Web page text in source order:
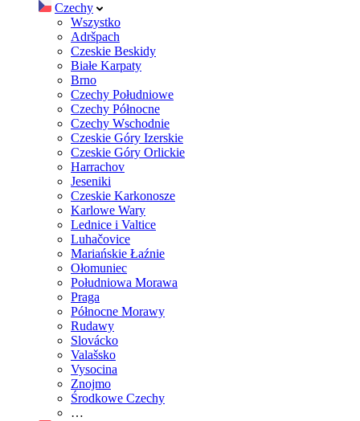
Czechy
Wszystko
Adršpach
Czeskie Beskidy
Białe Karpaty
Brno
Czechy Południowe
Czechy Północne
Czechy Wschodnie
Czeskie Góry Izerskie
Czeskie Góry Orlickie
Harrachov
Jeseniki
Czeskie Karkonosze
Karlowe Wary
Lednice i Valtice
Luhačovice
Mariańskie Łaźnie
Ołomuniec
Południowa Morawa
Praga
Północne Morawy
Rudawy
Slovácko
Valašsko
Vysocina
Znojmo
Środkowe Czechy
…